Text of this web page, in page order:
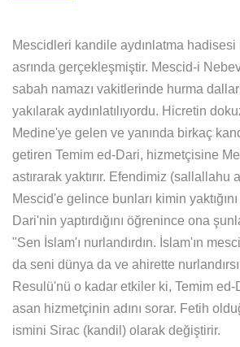
Mescidleri kandile aydınlatma
asrında gerçekleşmiştir. Mescid-i
sabah namazı vakitlerinde hurma
yakılarak aydınlatılıyordu. Hicretin
Medine'ye gelen ve yanında birkaç
getiren Temim ed-Dari, hizmetçisine
astırarak yaktırır. Efendimiz (sallallahu
Mescid'e gelince bunları kimin
Dari'nin yaptırdığını öğrenince ona
"Sen İslam'ı nurlandırdın. İslam'ın
da seni dünya da ve ahirette
Resulü'nü o kadar etkiler ki, Temim
asan hizmetçinin adını sorar. Fetih
ismini Sirac (kandil) olarak değiştirir.